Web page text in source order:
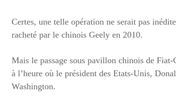
Certes, une telle opération ne serait pas
racheté par le chinois Geely en 2010.
Mais le passage sous pavillon chinois de
à l’heure où le président des Etats-Unis,
Washington.